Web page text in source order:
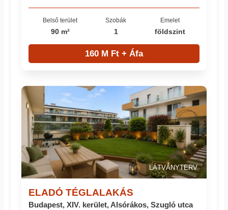
Belső terület
90 m²
Szobák
1
Emelet
földszint
160 M Ft + Áfa
LÁTVÁNYTERV
ELADÓ TÉGLALAKÁS
Budapest, XIV. kerület, Alsórákos, Szugló utca